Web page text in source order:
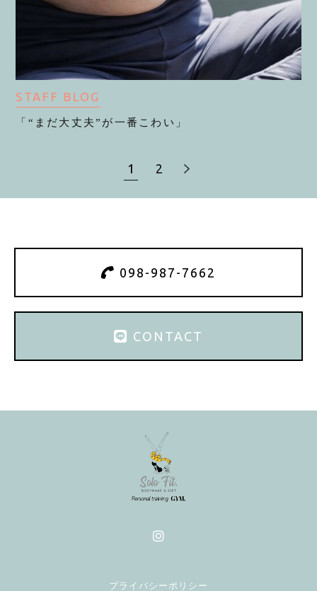
STAFF BLOG
「“まだ大丈夫”が一番こわい」
1 2
098-987-7662
CONTACT
プライバシーポリシー